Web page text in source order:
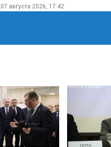
07 августа 2026, 17:42